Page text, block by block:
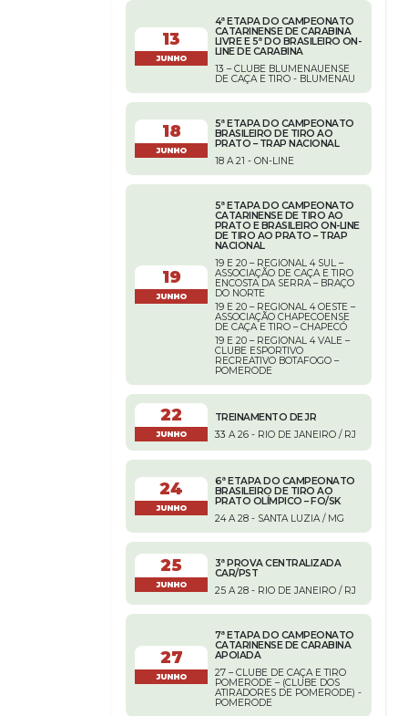
13
JUNHO
4ª ETAPA DO CAMPEONATO
CATARINENSE DE CARABINA
LIVRE E 5ª DO BRASILEIRO ON-
LINE DE CARABINA
13 – CLUBE BLUMENAUENSE
DE CAÇA E TIRO - BLUMENAU
18
JUNHO
5ª ETAPA DO CAMPEONATO
BRASILEIRO DE TIRO AO
PRATO – TRAP NACIONAL
18 A 21 - ON-LINE
19
JUNHO
5ª ETAPA DO CAMPEONATO
CATARINENSE DE TIRO AO
PRATO E BRASILEIRO ON-LINE
DE TIRO AO PRATO – TRAP
NACIONAL
19 E 20 – REGIONAL 4 SUL –
ASSOCIAÇÃO DE CAÇA E TIRO
ENCOSTA DA SERRA – BRAÇO
DO NORTE
19 E 20 – REGIONAL 4 OESTE –
ASSOCIAÇÃO CHAPECOENSE
DE CAÇA E TIRO – CHAPECÓ
19 E 20 – REGIONAL 4 VALE –
CLUBE ESPORTIVO
RECREATIVO BOTAFOGO –
POMERODE
22
JUNHO
TREINAMENTO DE JR
33 A 26 - RIO DE JANEIRO / RJ
24
JUNHO
6ª ETAPA DO CAMPEONATO
BRASILEIRO DE TIRO AO
PRATO OLÍMPICO – FO/SK
24 A 28 - SANTA LUZIA / MG
25
JUNHO
3ª PROVA CENTRALIZADA
CAR/PST
25 A 28 - RIO DE JANEIRO / RJ
27
JUNHO
7ª ETAPA DO CAMPEONATO
CATARINENSE DE CARABINA
APOIADA
27 – CLUBE DE CAÇA E TIRO
POMERODE – (CLUBE DOS
ATIRADORES DE POMERODE) -
POMERODE